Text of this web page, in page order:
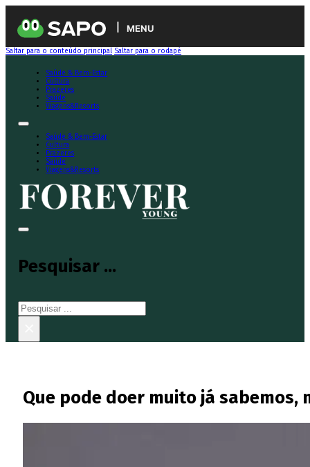
MENU
Saltar para o conteúdo principal Saltar para o rodapé
Saúde & Bem-Estar
Cultura
Prazeres
Saúde
Viagens&Resorts
Saúde & Bem-Estar
Cultura
Prazeres
Saúde
Viagens&Resorts
Pesquisar ...
Pesquisar
Que pode doer muito já sabemos,